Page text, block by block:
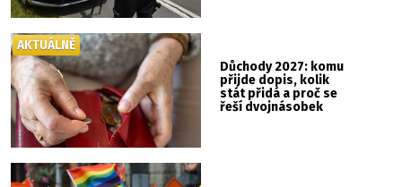
Důchody 2027: komu
přijde dopis, kolik
stát přidá a proč se
řeší dvojnásobek
AKTUÁLNĚ